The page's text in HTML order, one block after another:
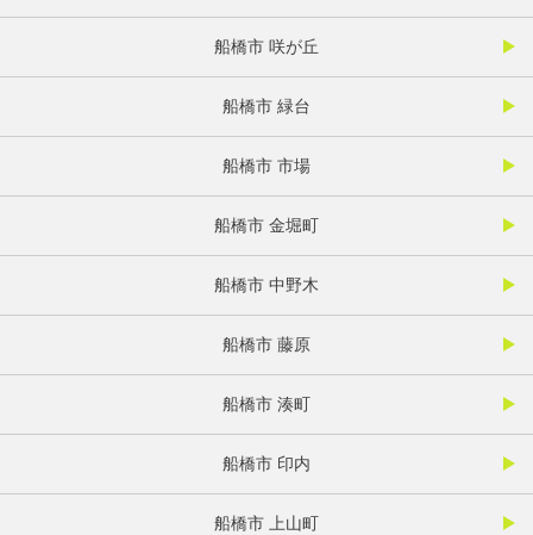
船橋市 咲が丘
船橋市 緑台
船橋市 市場
船橋市 金堀町
船橋市 中野木
船橋市 藤原
船橋市 湊町
船橋市 印内
船橋市 上山町